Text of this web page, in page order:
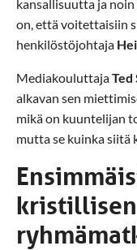
kansallisuutta ja
on, että voitettaisiin
henkilöstöjohtaja
MediakouluttajaTed
alkavan sen
mikä on kuuntelijan
mutta se kuinka siitä